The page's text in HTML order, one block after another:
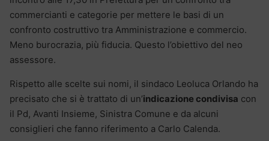
commercianti e categorie per mettere le basi di un
confronto costruttivo tra Amministrazione e commercio.
Meno burocrazia, più fiducia. Questo l’obiettivo del neo
assessore.
Rispetto alle scelte sui nomi, il sindaco Leoluca Orlando ha
precisato che si è trattato di un’indicazione condivisa con
il Pd, Avanti Insieme, Sinistra Comune e da alcuni
consiglieri che fanno riferimento a Carlo Calenda.